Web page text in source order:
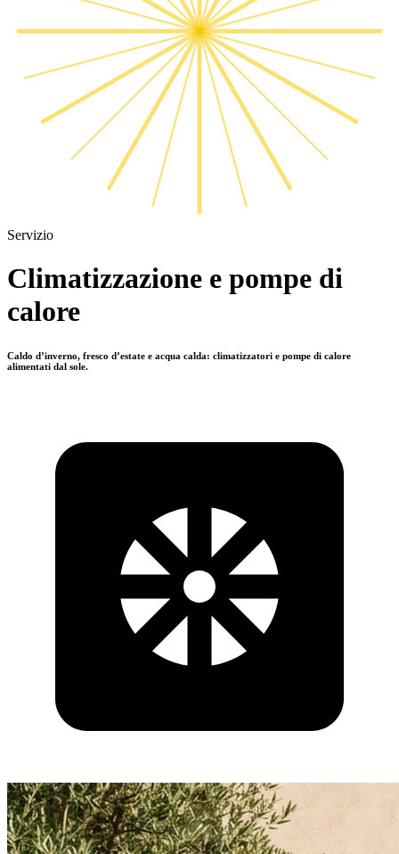
Servizio
Climatizzazione e pompe di
calore
Caldo d’inverno, fresco d’estate e acqua calda: climatizzatori e pompe di calore
alimentati dal sole.